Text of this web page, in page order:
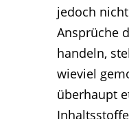
jedoch
Ansprüche
handeln,
wieviel
überhaupt